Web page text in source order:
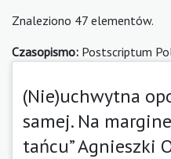
Znaleziono 47 elementów.
Czasopismo: Postscriptum
(Nie)uchwytna
samej. Na
tańcu” Agnieszki